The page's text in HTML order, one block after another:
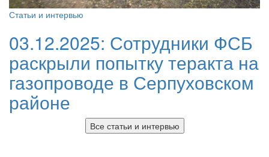
Статьи и интервью
03.12.2025: Сотрудники ФСБ
раскрыли попытку теракта на
газопроводе в Серпуховском
районе
Все статьи и интервью